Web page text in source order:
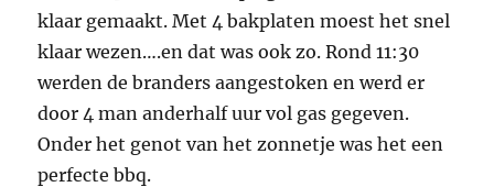
klaar gemaakt. Met 4 bakplaten moest het snel
klaar wezen….en dat was ook zo. Rond 11:30
werden de branders aangestoken en werd er
door 4 man anderhalf uur vol gas gegeven.
Onder het genot van het zonnetje was het een
perfecte bbq.